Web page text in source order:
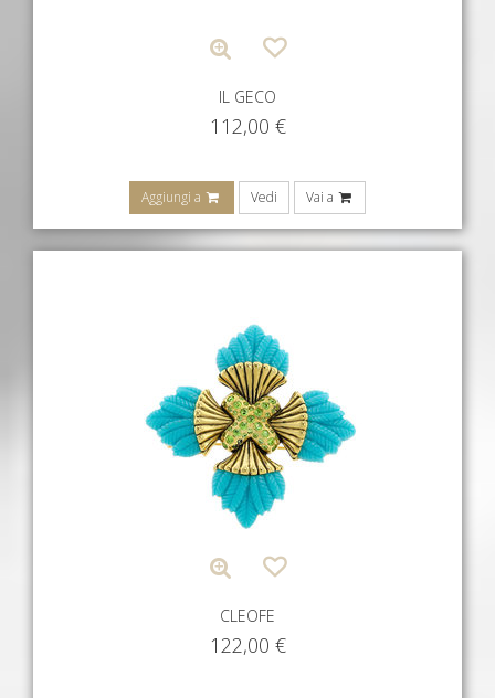
IL GECO
112,00 €
Aggiungi a Vedi Vai a
CLEOFE
122,00 €